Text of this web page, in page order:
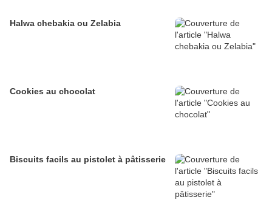
Halwa chebakia ou Zelabia
Cookies au chocolat
Biscuits facils au pistolet à pâtisserie